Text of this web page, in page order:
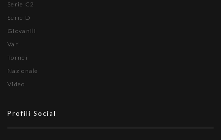
Serie C2
Serie D
Giovanili
Vari
Tornei
Nazionale
Video
Profili Social